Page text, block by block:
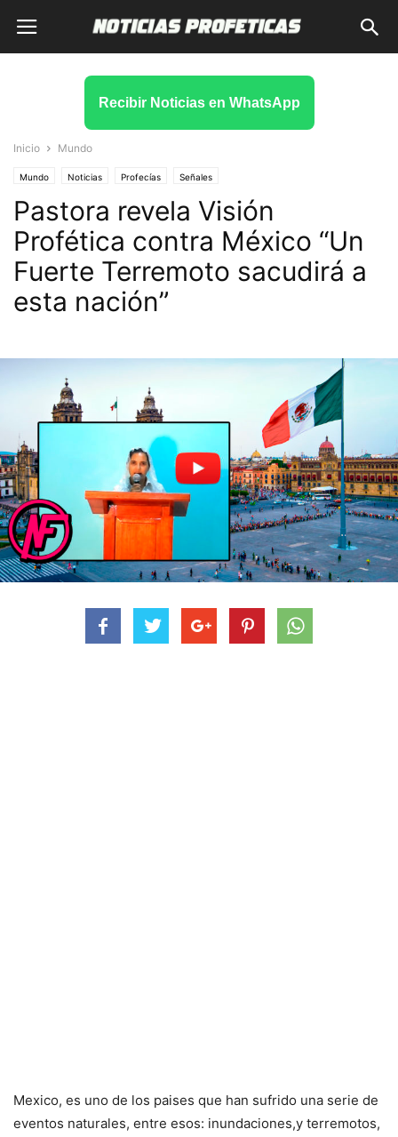
Recibir Noticias en WhatsApp
Inicio Mundo
Mundo Noticias Profecías Señales
Pastora revela Visión
Profética contra México “Un
Fuerte Terremoto sacudirá a
esta nación”
Mexico, es uno de los paises que han sufrido una serie de
eventos naturales, entre esos: inundaciones,y terremotos,